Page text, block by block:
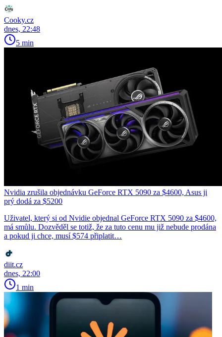
Cooky.cz
dnes, 22:48
5 min
Nvidia zrušila objednávku GeForce RTX 5090 za $4600, Asus ji
prý dodá za $5200
Uživatel, který si od Nvidie objednal GeForce RTX 5090 za $4600,
má smůlu. Dozvěděl se totiž, že za tuto cenu mu již nebude prodána
a pokud ji chce, musí $574 připlatit…
diit.cz
dnes, 22:00
1 min